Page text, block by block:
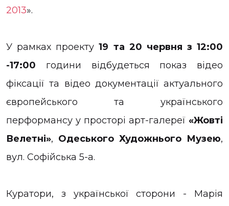
2013».
У рамках проекту19 та 20 червня з 12:00
-17:00 години відбудеться показ відео
фіксації та відео документації актуального
європейського та українського
перформансу у просторі арт-галереї «Жовті
Велетні», Одеського Художнього Музею,
вул. Софійська 5-а.
Куратори, з української сторони - Марія